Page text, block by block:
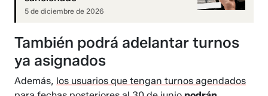
5 de diciembre de 2026
También podrá adelantar turnos
ya asignados
Además, los usuarios que tengan turnos agendados